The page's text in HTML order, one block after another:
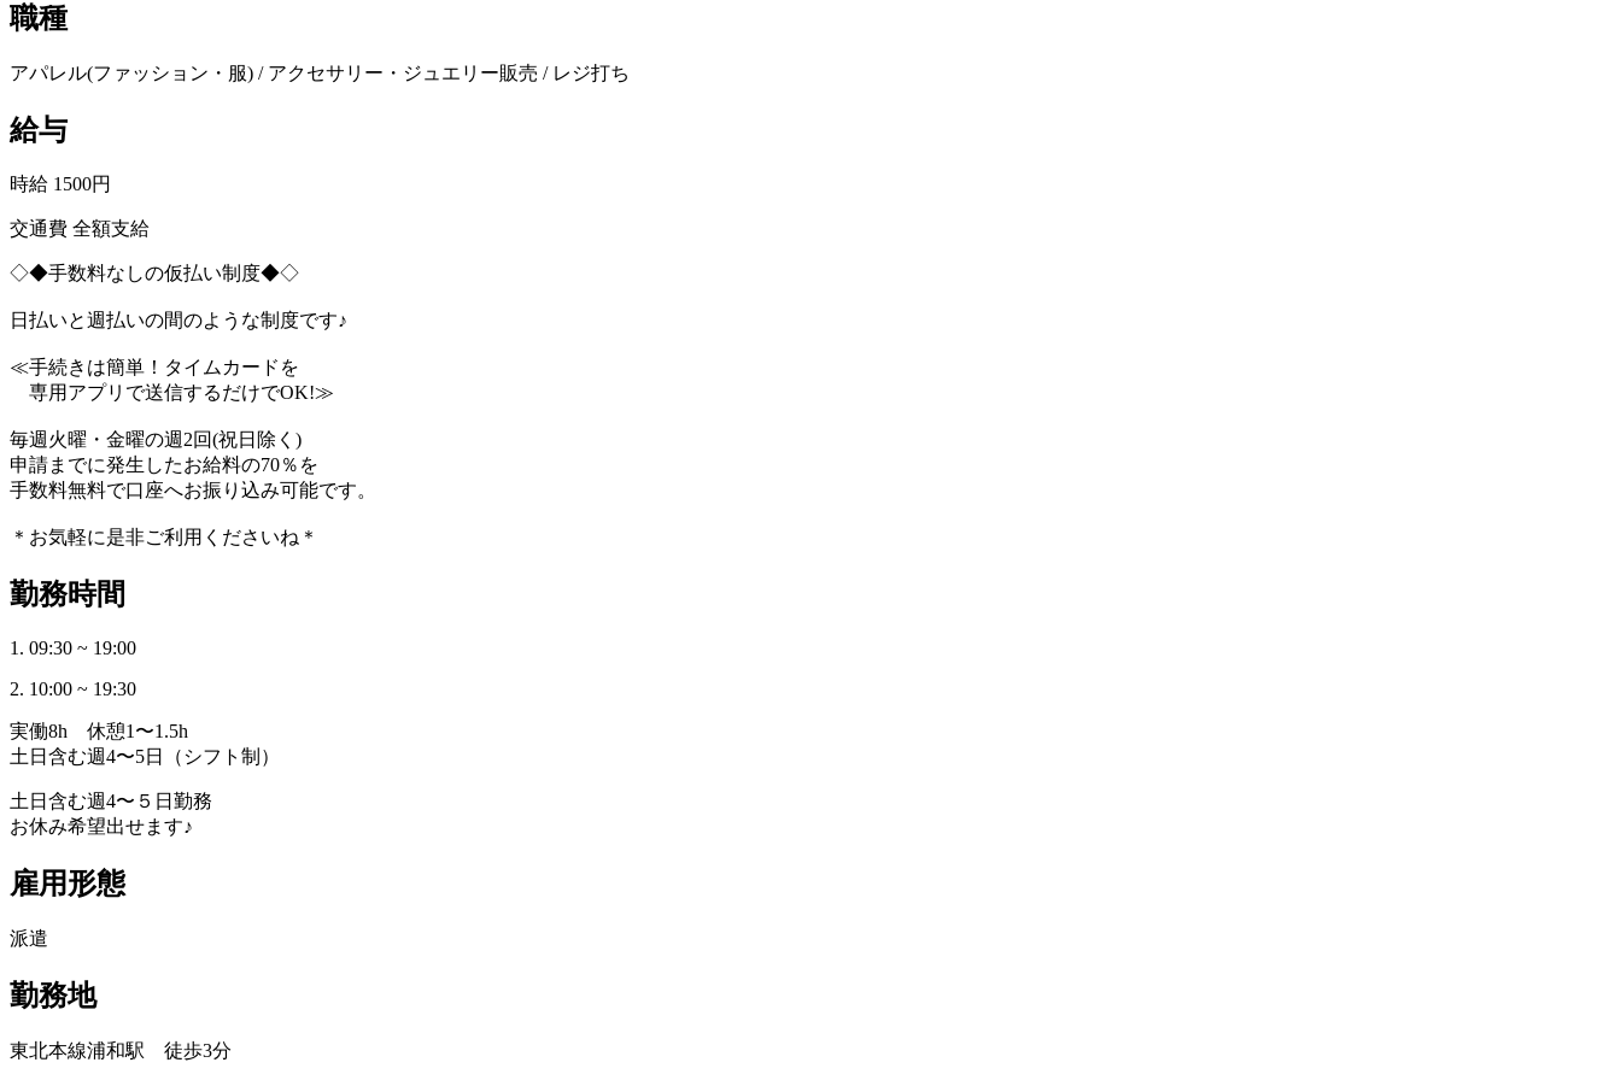
職種
アパレル(ファッション・服) / アクセサリー・ジュエリー販売 / レジ打ち
給与
時給 1500円
交通費 全額支給
◇◆手数料なしの仮払い制度◆◇
日払いと週払いの間のような制度です♪
≪手続きは簡単！タイムカードを
専用アプリで送信するだけでOK!≫
毎週火曜・金曜の週2回(祝日除く)
申請までに発生したお給料の70％を
手数料無料で口座へお振り込み可能です。
＊お気軽に是非ご利用くださいね＊
勤務時間
1. 09:30 ~ 19:00
2. 10:00 ~ 19:30
実働8h 休憩1〜1.5h
土日含む週4〜5日（シフト制）
土日含む週4〜５日勤務
お休み希望出せます♪
雇用形態
派遣
勤務地
東北本線浦和駅 徒歩3分